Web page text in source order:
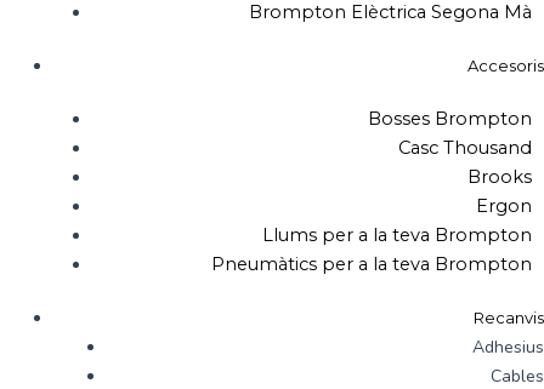
Brompton Elèctrica Segona Mà
Accesoris
Bosses Brompton
Casc Thousand
Brooks
Ergon
Llums per a la teva Brompton
Pneumàtics per a la teva Brompton
Recanvis
Adhesius
Cables